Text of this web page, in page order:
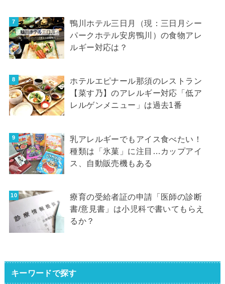
鴨川ホテル三日月（現：三日月シー
パークホテル安房鴨川）の食物アレ
ルギー対応は？
ホテルエピナール那須のレストラン
【菜す乃】のアレルギー対応「低ア
レルゲンメニュー」は過去1番
乳アレルギーでもアイス食べたい！
種類は「氷菓」に注目…カップアイ
ス、自動販売機もある
療育の受給者証の申請「医師の診断
書/意見書」は小児科で書いてもらえ
るか？
キーワードで探す